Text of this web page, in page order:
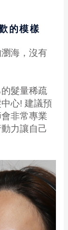
的模樣
海，沒有
髮量稀疏
心! 建議預
非常專業
力讓自己